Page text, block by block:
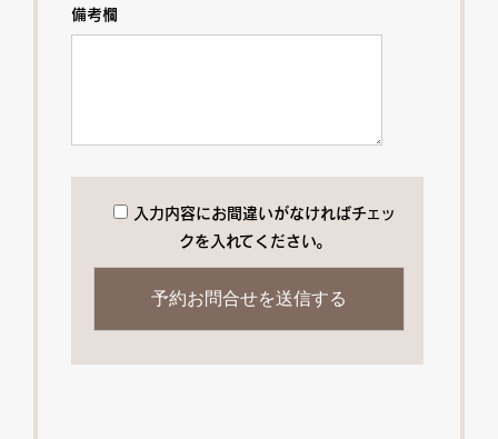
備考欄
入力内容にお間違いがなければチェッ
クを入れてください。